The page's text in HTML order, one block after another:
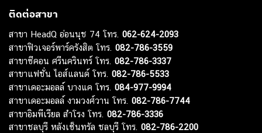
ติดต่อสาขา
สาขา HeadQ อ่อนนุช 74 โทร. 062-624-2093
สาขาฟิวเจอร์พาร์ครังสิต โทร. 082-786-3559
สาขาซีคอน ศรีนครินทร์ โทร. 082-786-3337
สาขาแฟชั่น ไอส์แลนด์ โทร. 082-786-5533
สาขาเดอะมอลล์ บางแค โทร. 084-977-9994
สาขาเดอะมอลล์ งามวงศ์วาน โทร. 082-786-7744
สาขาอิมพีเรียล สำโรง โทร. 082-786-3336
สาขาชลบุรี หลังเซ็นทรัล ชลบุรี โทร. 082-786-2200